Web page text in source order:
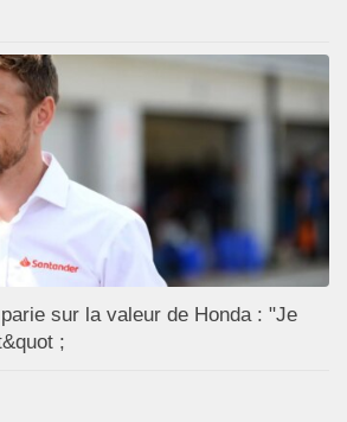
sur la valeur de Honda : "Je
;